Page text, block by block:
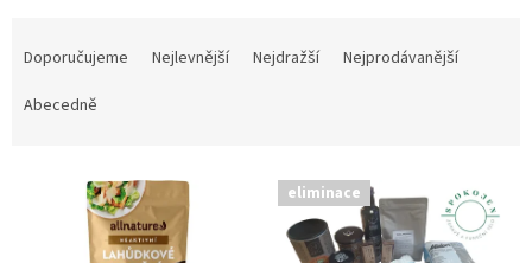
Doporučujeme Nejlevnější Nejdražší
Nejprodávanější
Abecedně
eliminace